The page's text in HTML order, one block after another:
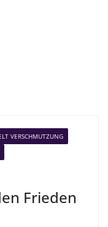
VERSCHMUTZUNG
Frieden